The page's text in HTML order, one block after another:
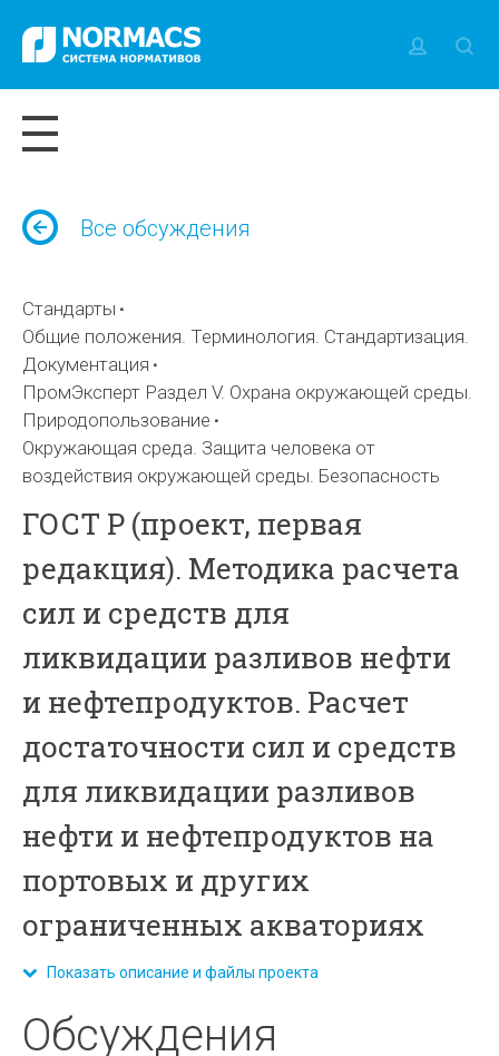
Все обсуждения
Стандарты
Общие положения. Терминология. Стандартизация.
Документация
ПромЭксперт Раздел V. Охрана окружающей среды.
Природопользование
Окружающая среда. Защита человека от
воздействия окружающей среды. Безопасность
ГОСТ Р (проект, первая
редакция). Методика расчета
сил и средств для
ликвидации разливов нефти
и нефтепродуктов. Расчет
достаточности сил и средств
для ликвидации разливов
нефти и нефтепродуктов на
портовых и других
ограниченных акваториях
Показать описание и файлы проекта
Обсуждения